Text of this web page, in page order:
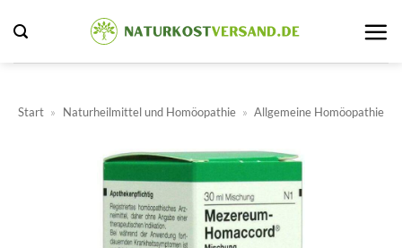
Inhalt
springen
Start » Naturheilmittel und Homöopathie » Allgemeine Homöopathie